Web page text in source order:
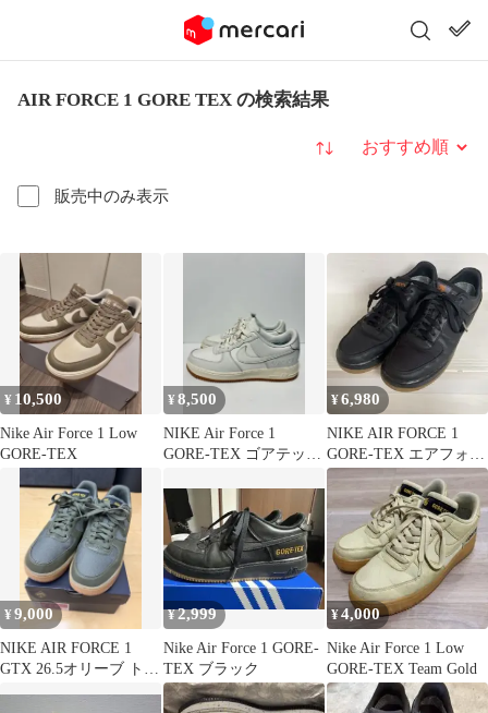
AIR FORCE 1 GORE TEX の検索結果
販売中のみ表示
並び替え
¥ 10,500
Nike Air Force 1 Low
GORE-TEX
¥8,500
NIKE Air Force 1
GORE-TEX ゴアテック
¥6,980
NIKE AIR FORCE 1
GORE-TEX エアフォー
ス1 ゴアテックス
¥9,000
NIKE AIR FORCE 1
GTX 26.5オリーブ トー
¥2,999
Nike Air Force 1 GORE-
TEX ブラック
¥4,000
Nike Air Force 1 Low
GORE-TEX Team Gold